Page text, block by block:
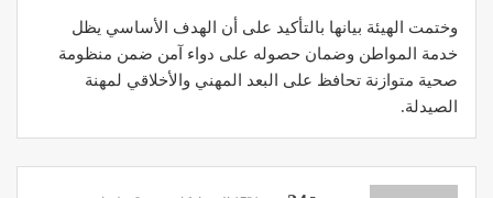
وختمت الهيئة بيانها بالتأكيد على أن الهدف الأساسي يظل
خدمة المواطن وضمان حصوله على دواء آمن ضمن منظومة
صحية متوازنة تحافظ على البعد المهني والأخلاقي لمهنة
الصيدلة.